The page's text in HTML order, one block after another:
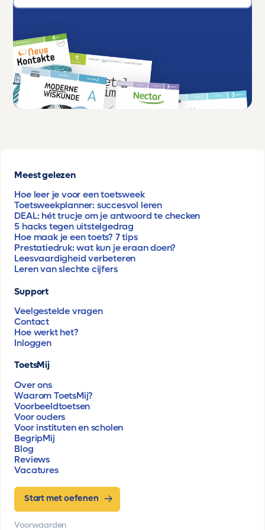
Meest gelezen
Hoe leer je voor een toetsweek
Toetsweekplanner: succesvol leren
DEAL: hét trucje om je antwoord te checken
5 hacks tegen uitstelgedrag
Hoe maak je een toets? 7 tips
Prestatiedruk: wat kun je eraan doen?
Leesvaardigheid verbeteren
Leren van slechte cijfers
Support
Veelgestelde vragen
Contact
Hoe werkt het?
Inloggen
ToetsMij
Over ons
Waarom ToetsMij?
Voorbeeldtoetsen
Voor ouders
Voor instituten en scholen
BegripMij
Blog
Reviews
Vacatures
Start met oefenen
Voorwaarden